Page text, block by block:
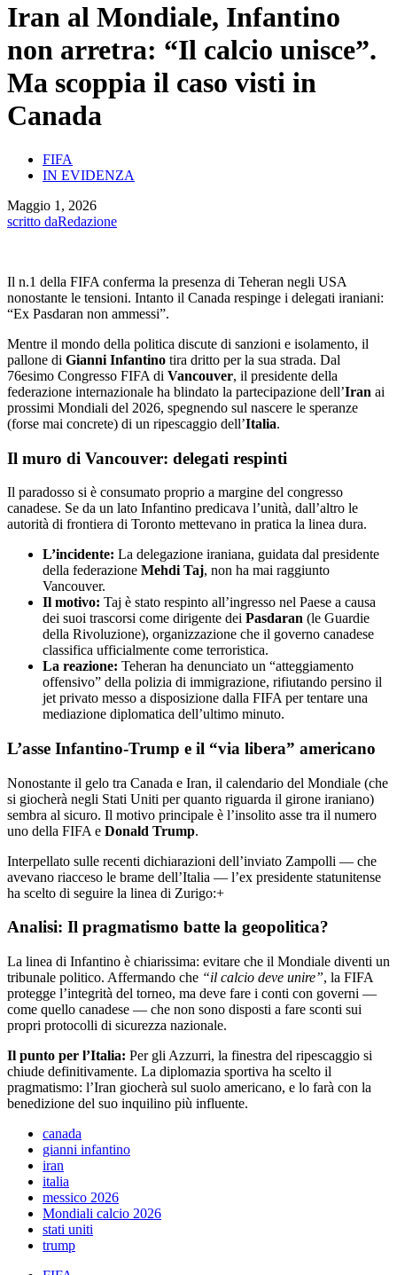
Iran al Mondiale, Infantino
non arretra: “Il calcio unisce”.
Ma scoppia il caso visti in
Canada
FIFA
IN EVIDENZA
Maggio 1, 2026
scritto daRedazione
Il n.1 della FIFA conferma la presenza di Teheran negli USA
nonostante le tensioni. Intanto il Canada respinge i delegati iraniani:
“Ex Pasdaran non ammessi”.
Mentre il mondo della politica discute di sanzioni e isolamento, il
pallone di Gianni Infantino tira dritto per la sua strada. Dal
76esimo Congresso FIFA di Vancouver, il presidente della
federazione internazionale ha blindato la partecipazione dell’Iran ai
prossimi Mondiali del 2026, spegnendo sul nascere le speranze
(forse mai concrete) di un ripescaggio dell’Italia.
Il muro di Vancouver: delegati respinti
Il paradosso si è consumato proprio a margine del congresso
canadese. Se da un lato Infantino predicava l’unità, dall’altro le
autorità di frontiera di Toronto mettevano in pratica la linea dura.
L’incidente: La delegazione iraniana, guidata dal presidente
della federazione Mehdi Taj, non ha mai raggiunto
Vancouver.
Il motivo: Taj è stato respinto all’ingresso nel Paese a causa
dei suoi trascorsi come dirigente dei Pasdaran (le Guardie
della Rivoluzione), organizzazione che il governo canadese
classifica ufficialmente come terroristica.
La reazione: Teheran ha denunciato un “atteggiamento
offensivo” della polizia di immigrazione, rifiutando persino il
jet privato messo a disposizione dalla FIFA per tentare una
mediazione diplomatica dell’ultimo minuto.
L’asse Infantino-Trump e il “via libera” americano
Nonostante il gelo tra Canada e Iran, il calendario del Mondiale (che
si giocherà negli Stati Uniti per quanto riguarda il girone iraniano)
sembra al sicuro. Il motivo principale è l’insolito asse tra il numero
uno della FIFA e Donald Trump.
Interpellato sulle recenti dichiarazioni dell’inviato Zampolli — che
avevano riacceso le brame dell’Italia — l’ex presidente statunitense
ha scelto di seguire la linea di Zurigo:+
Analisi: Il pragmatismo batte la geopolitica?
La linea di Infantino è chiarissima: evitare che il Mondiale diventi un
tribunale politico. Affermando che “il calcio deve unire”, la FIFA
protegge l’integrità del torneo, ma deve fare i conti con governi —
come quello canadese — che non sono disposti a fare sconti sui
propri protocolli di sicurezza nazionale.
Il punto per l’Italia: Per gli Azzurri, la finestra del ripescaggio si
chiude definitivamente. La diplomazia sportiva ha scelto il
pragmatismo: l’Iran giocherà sul suolo americano, e lo farà con la
benedizione del suo inquilino più influente.
canada
gianni infantino
iran
italia
messico 2026
Mondiali calcio 2026
stati uniti
trump